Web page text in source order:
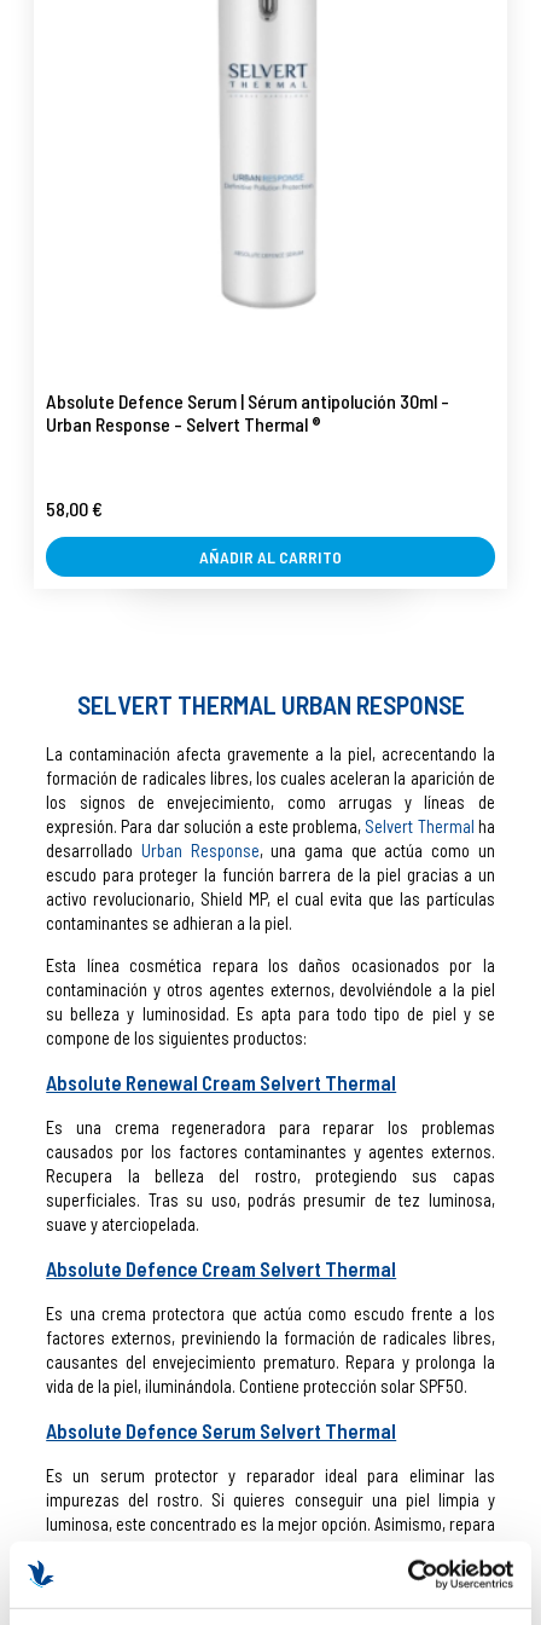
Absolute Defence Serum | Sérum antipolución 30ml -
Urban Response - Selvert Thermal ®
58,00 €
AÑADIR AL CARRITO
SELVERT THERMAL URBAN RESPONSE
La contaminación afecta gravemente a la piel, acrecentando la
formación de radicales libres, los cuales aceleran la aparición de
los signos de envejecimiento, como arrugas y líneas de
expresión. Para dar solución a este problema, Selvert Thermal ha
desarrollado Urban Response, una gama que actúa como un
escudo para proteger la función barrera de la piel gracias a un
activo revolucionario, Shield MP, el cual evita que las partículas
contaminantes se adhieran a la piel.
Esta línea cosmética repara los daños ocasionados por la
contaminación y otros agentes externos, devolviéndole a la piel
su belleza y luminosidad. Es apta para todo tipo de piel y se
compone de los siguientes productos:
Absolute Renewal Cream Selvert Thermal
Es una crema regeneradora para reparar los problemas
causados por los factores contaminantes y agentes externos.
Recupera la belleza del rostro, protegiendo sus capas
superficiales. Tras su uso, podrás presumir de tez luminosa,
suave y aterciopelada.
Absolute Defence Cream Selvert Thermal
Es una crema protectora que actúa como escudo frente a los
factores externos, previniendo la formación de radicales libres,
causantes del envejecimiento prematuro. Repara y prolonga la
vida de la piel, iluminándola. Contiene protección solar SPF50.
Absolute Defence Serum Selvert Thermal
Es un serum protector y reparador ideal para eliminar las
impurezas del rostro. Si quieres conseguir una piel limpia y
luminosa, este concentrado es la mejor opción. Asimismo, repara
Absolute Defence Cleanser Selvert Thermal